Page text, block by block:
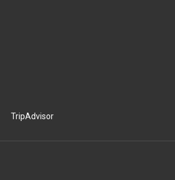
TripAdvisor